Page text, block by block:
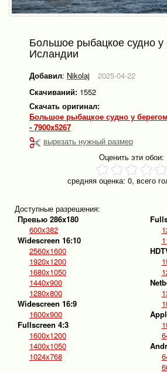
Большое рыбацкое судно у
Исландии
Добавил: Nikolaj
2025-04-22
Скачиваний: 1552
Скачать оригинал:
Большое рыбацкое судно у берегом Исландии
- 7900x5267
вырезать нужный размер
Оценить эти обои:
средняя оценка: 0, всего
Доступные разрешения:
Превью 286x180
600x382
Widescreen 16:10
2560x1600
1920x1200
1680x1050
1440x900
1280x800
Widescreen 16:9
1600x900
Fullscreen 4:3
1600x1200
1400x1050
1024x768